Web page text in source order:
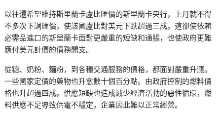
以往還希望維持斯里蘭卡盧比匯價的斯里蘭卡央行，上月就不得
不多次下調匯價，使該國盧比對美元下跌超過三成。這卻使依賴
必需品進口的斯里蘭卡面對更嚴重的短缺和通脹，也使政府更難
應付美元計價的債務開支。
從糖、奶粉、麵粉，到各種交通服務的價格，都面對嚴重升漲。
一些國家定價的藥物也升愈數十個百分點。由政府控制的燃料價
格也升超過四成。供應短缺也造成減少經濟活動的惡性循環，燃
料供應不足導致供電不穩定，企業因此難以正常經營。